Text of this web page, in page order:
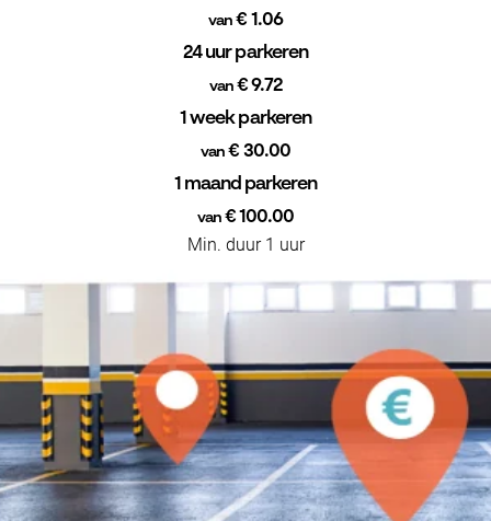
van € 1.06
24 uur parkeren
van€ 9.72
1 week parkeren
van € 30.00
1 maand parkeren
van€ 100.00
Min. duur 1 uur